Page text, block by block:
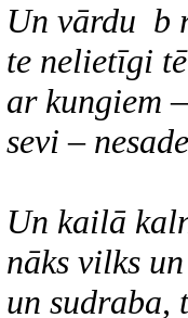
Un vārdu b
te nelietīgi
ar kungiem
sevi –
Un kailā
nāks vilks
un sudraba,